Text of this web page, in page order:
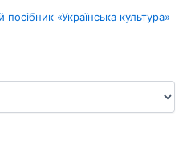
«Українська культура»